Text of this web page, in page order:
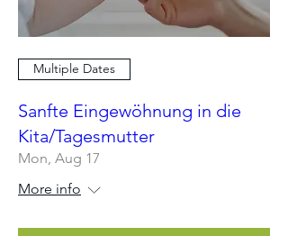
Multiple Dates
Sanfte Eingewöhnung in die
Kita/Tagesmutter
Mon, Aug 17
More info